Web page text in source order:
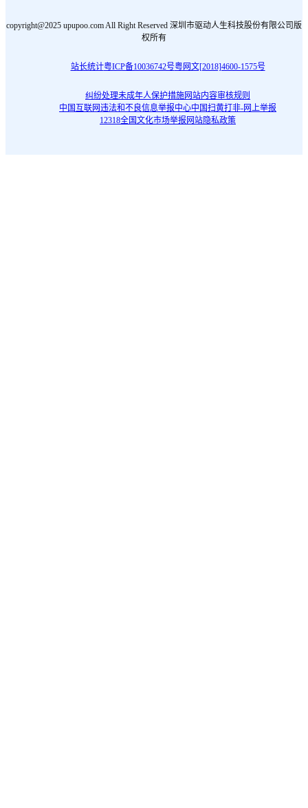
copyright@2025 upupoo.com All Right Reserved 深圳市驱动人生科技股份有限公司版
权所有
站长统计粤ICP备10036742号粤网文[2018]4600-1575号
纠纷处理未成年人保护措施网站内容审核规则
中国互联网违法和不良信息举报中心中国扫黄打非-网上举报
12318全国文化市场举报网站隐私政策